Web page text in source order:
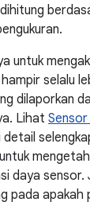
untuk
selalu
dilaporkan
Lihat
untuk
daya sensor.
pada